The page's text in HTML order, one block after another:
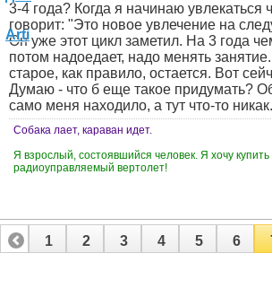
3-4 года? Когда я начинаю
говорит: "Это новое увлечение на
Он уже этот цикл заметил. На 3 года
потом надоедает, надо менять
старое, как правило, остается. Вот
Думаю - что б еще такое придумать?
само меня находило, а тут что-то никак.
Собака лает, караван идет.
Я взрослый, состоявшийся человек. Я хочу купить
радиоуправляемый вертолет!
1 2 3 4 5 6